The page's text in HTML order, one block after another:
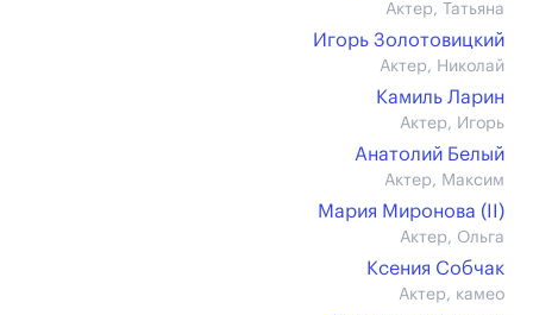
Актер, Татьяна
Игорь Золотовицкий
Актер, Николай
Камиль Ларин
Актер, Игорь
Анатолий Белый
Актер, Максим
Мария Миронова (II)
Актер, Ольга
Ксения Собчак
Актер, камео